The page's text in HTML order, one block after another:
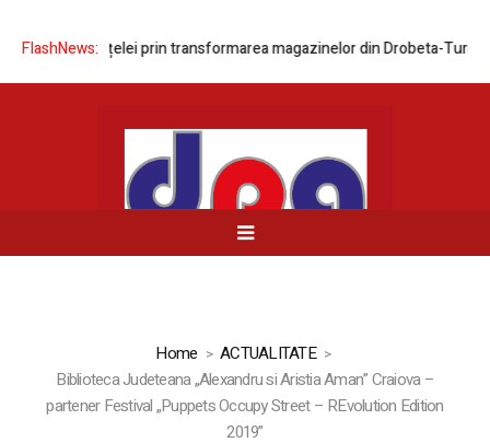
FlashNews:rețelei prin transformarea magazinelor din Drobeta-Turnu
Home
ACTUALITATE
Biblioteca Judeteana „Alexandru si Aristia Aman” Craiova –
partener Festival „Puppets Occupy Street – REvolution Edition
2019”